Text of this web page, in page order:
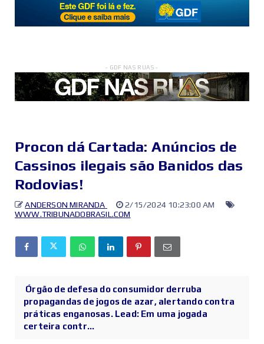
- GDF NAS RUAS -
Procon dá Cartada: Anúncios de
Cassinos ilegais são Banidos das
Rodovias!
ANDERSON MIRANDA
2/15/2024 10:23:00 AM
WWW.TRIBUNADOBRASIL.COM
Órgão de defesa do consumidor derruba
propagandas de jogos de azar, alertando contra
práticas enganosas. Lead: Em uma jogada
certeira contr...